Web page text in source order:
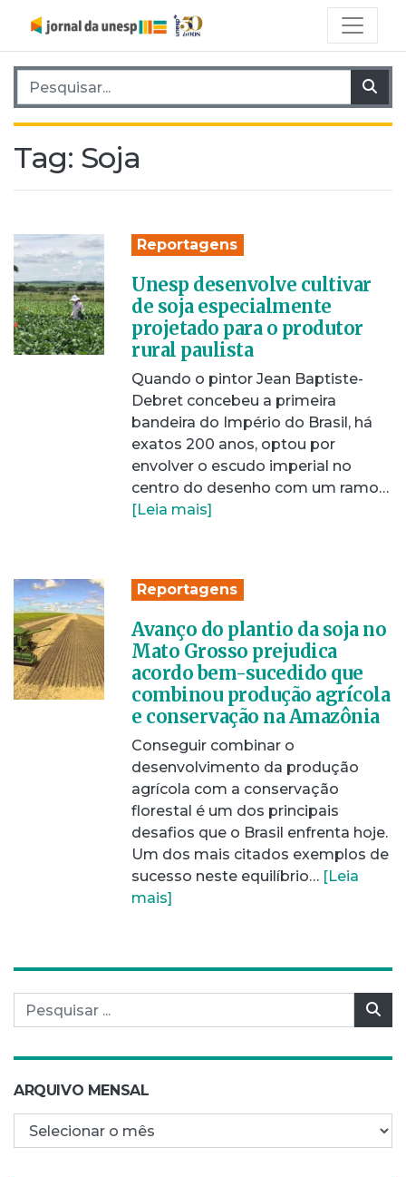
Pesquisar por:
Tag: Soja
Reportagens
Unesp desenvolve cultivar
de soja especialmente
projetado para o produtor
rural paulista
Quando o pintor Jean Baptiste-
Debret concebeu a primeira
bandeira do Império do Brasil, há
exatos 200 anos, optou por
envolver o escudo imperial no
centro do desenho com um ramo…
[Leia mais]
Reportagens
Avanço do plantio da soja no
Mato Grosso prejudica
acordo bem-sucedido que
combinou produção agrícola
e conservação na Amazônia
Conseguir combinar o
desenvolvimento da produção
agrícola com a conservação
florestal é um dos principais
desafios que o Brasil enfrenta hoje.
Um dos mais citados exemplos de
sucesso neste equilíbrio… [Leia
mais]
Pesquisar por:
ARQUIVO MENSAL
Arquivo mensal